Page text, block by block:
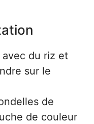
du riz et
sur le
de
de couleur